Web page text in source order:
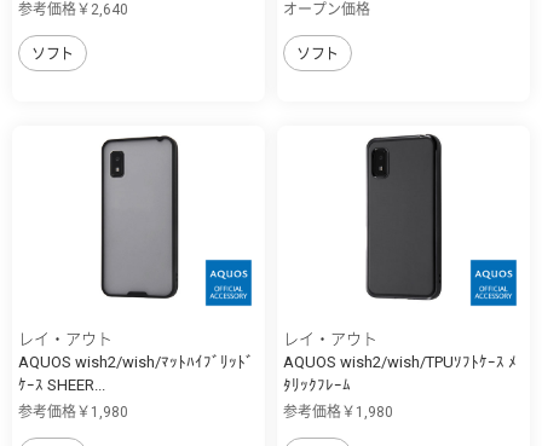
参考価格￥2,640
ソフト
オープン価格
ソフト
レイ・アウト
AQUOS wish2/wish/ﾏｯﾄﾊｲﾌﾞﾘｯﾄﾞ
ｹｰｽ SHEER...
参考価格￥1,980
レイ・アウト
AQUOS wish2/wish/TPUｿﾌﾄｹｰｽ ﾒ
ﾀﾘｯｸﾌﾚｰﾑ
参考価格￥1,980